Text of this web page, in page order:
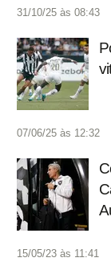
31/10/25 às 08:43
07/06/25 às 12:32
15/05/23 às 11:41